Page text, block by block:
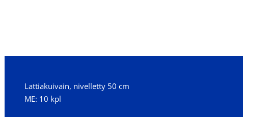
Lattiakuivain, nivelletty 50 cm
ME: 10 kpl